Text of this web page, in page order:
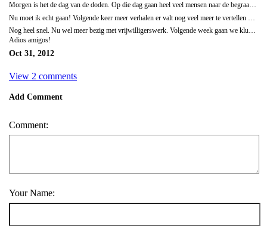
Morgen is het de dag van de doden. Op die dag gaan heel veel mensen naar de begraafplaats, daar eten ze, maken ze muziek en brengen ze de favoriete maaltijd van de dode naar het graf. Ze geloven dat de dode de maaltijd dan 's avonds opeet.. in werkelijkheid... zijn er nogal wat zwervers in Xela die morgen een topdag hebben!
Nog heel snel. Nu wel meer bezig met vrijwilligerswerk. Volgende week gaan we klussen bij een schooltje en Tim heeft leuke contacten met een organisatie waar hij waarschijnlijk kan helpen bij onderzoek! Wat natuurlijk helemaal past bij wat hij kan en leuk vind! Ik ga nog contact opnemen met een organisatie die een kliniek heeft en werkt met vrouwen in gevangenissen. Dat spreekt mij dan weer meer aan.
Adios amigos!
Oct 31, 2012
View 2 comments
Add Comment
Comment:
Your Name: